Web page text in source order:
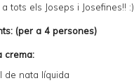
tots els Joseps i Josefines!! :)
(per a 4 persones)
crema:
de nata líquida